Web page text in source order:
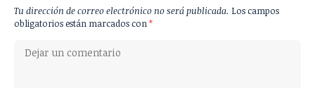
Tu dirección de correo electrónico no será publicada. Los campos
obligatorios están marcados con*